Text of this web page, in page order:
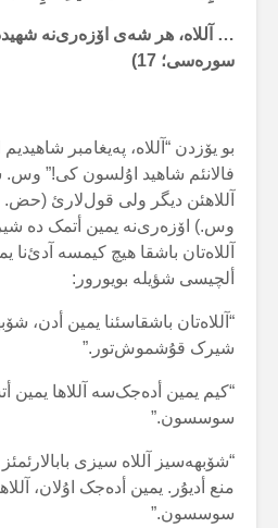
… آللاە، هر شەی اۆزەری‌نە
سورەسی؛ 17
)
بو یۆزدن “آللاە، پەیغامبر
فالانئم شاهید اۇلسون کی!” وس.
آللاهئن دیگر ولی قول‌لارئ
وس.) اۆزەری‌نە یمین أتمک دە
آللاەتان باشقا هیچ کیمسە آدئ‌نا
ألچیسی شؤیلە بویورور:
“آللاەتان باشقاسئنا یمین أدن،
شیرک قۇشموش‌تور.”
“کیم یمین أدەجک‌سە آللاها یمین
سوسسون.”
“شۆبهەسیز آللاە سیزی
منع أدیۇر. یمین أدەجک اۇلان،
سوسسون.”